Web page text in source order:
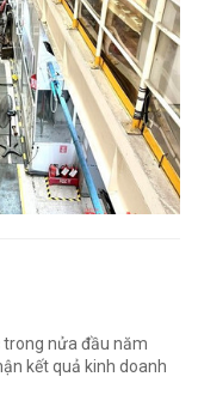
nửa đầu năm
kết quả kinh doanh